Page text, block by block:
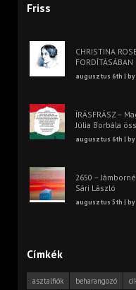
Friss
CHRISTINA
FORDÍTÁSÁBAN
augusztus 6th | by
ÍRÁSFRÁSZ –
Júlia Borbála
augusztus 6th | by
2650 –
Sári László
augusztus 5th | by
Címkék
asztalfiók beharangozó